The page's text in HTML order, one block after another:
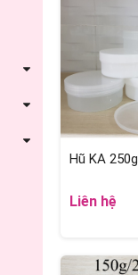
Hũ KA 250g
Liên hệ